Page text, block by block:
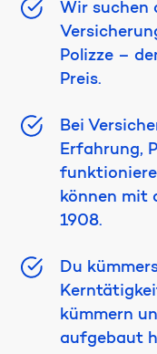
Wir suchen
Polizze –
Preis.
Bei
Erfahrung,
können mit
1908.
Du
kümmern
aufgebaut